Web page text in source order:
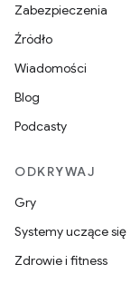
Zabezpieczenia
Źródło
Wiadomości
Blog
Podcasty
ODKRYWAJ
Gry
Systemy uczące się
Zdrowie i fitness